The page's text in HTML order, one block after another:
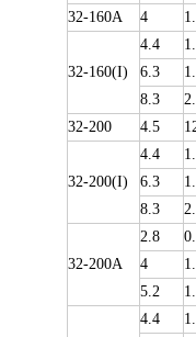
32-160A
4
32-160(I)
4.4
6.3
8.3
32-200
4.5
32-200(I)
4.4
6.3
8.3
32-200A
2.8
4
5.2
4.4